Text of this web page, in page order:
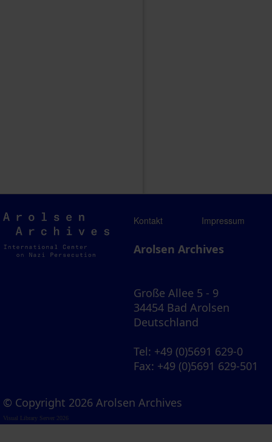
Arolsen
Archives
Kontakt Impressum
Arolsen Archives
Große Allee 5 - 9
34454 Bad Arolsen
Deutschland
Tel: +49 (0)5691 629-0
Fax: +49 (0)5691 629-501
© Copyright 2026 Arolsen Archives
Visual Library Server 2026